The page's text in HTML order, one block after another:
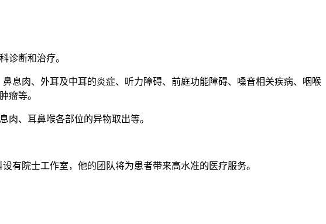
诊断和治疗。
息肉、外耳及中耳的炎症、听力障碍、前庭功能障碍、嗓音相关疾病、咽喉
瘤等。
肉、耳鼻喉各部位的异物取出等。
有院士工作室，他的团队将为患者带来高水准的医疗服务。